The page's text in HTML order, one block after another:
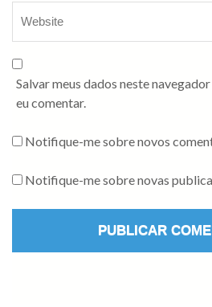
Salvar meus dados neste
eu comentar.
Notifique-me sobre novos
Notifique-me sobre novas